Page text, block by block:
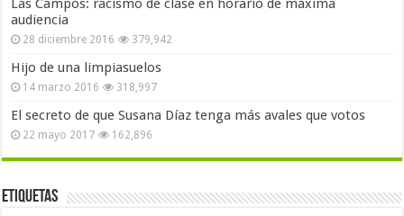
Las Campos: racismo de clase en horario de máxima
audiencia
28 diciembre 2016 379,942
Hijo de una limpiasuelos
14 marzo 2016 318,997
El secreto de que Susana Díaz tenga más avales que votos
22 mayo 2017 162,896
Etiquetas